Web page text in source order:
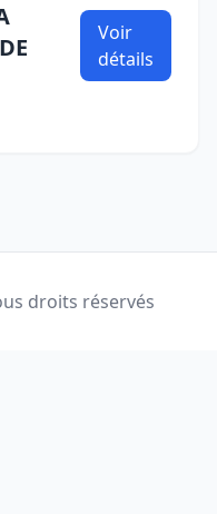
Voir
détails
droits réservés